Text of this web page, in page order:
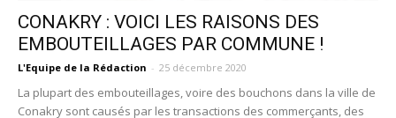
CONAKRY : VOICI LES RAISONS DES
EMBOUTEILLAGES PAR COMMUNE !
L'Equipe de la Rédaction - 25 décembre 2020
La plupart des embouteillages, voire des bouchons dans la ville de
Conakry sont causés par les transactions des commerçants, des